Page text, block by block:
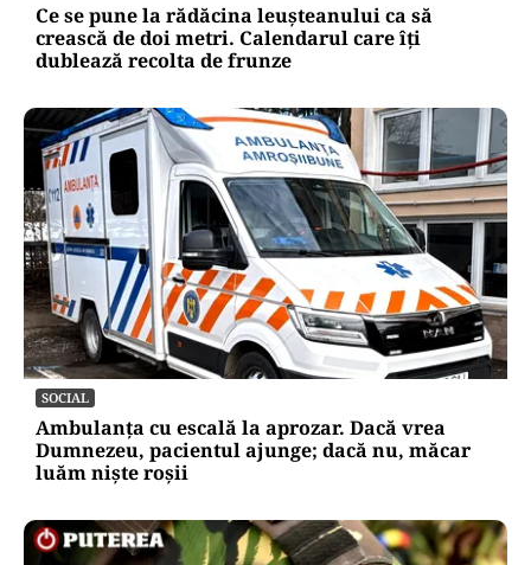
Ce se pune la rădăcina leușteanului ca să
crească de doi metri. Calendarul care îți
dublează recolta de frunze
SOCIAL
Ambulanța cu escală la aprozar. Dacă vrea
Dumnezeu, pacientul ajunge; dacă nu, măcar
luăm niște roșii